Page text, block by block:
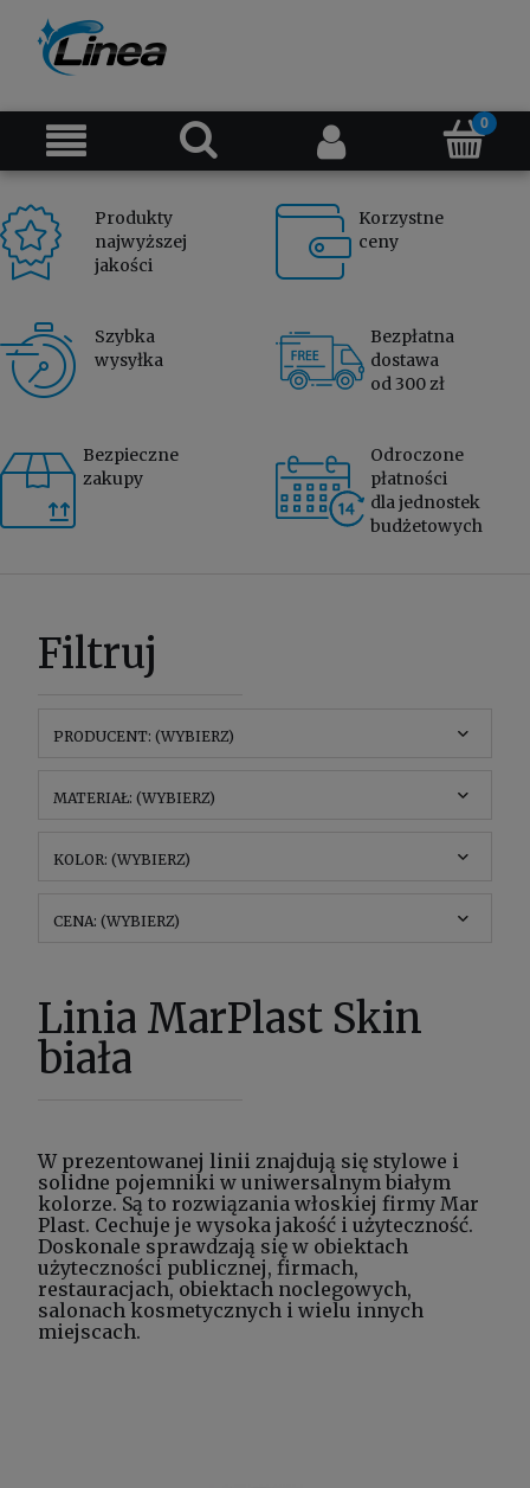
Produkty
najwyższej
jakości
Korzystne
ceny
Szybka
wysyłka
Bezpłatna
dostawa
od 300 zł
Bezpieczne
zakupy
Odroczone
płatności
dla jednostek
budżetowych
Filtruj
PRODUCENT: (WYBIERZ)
MATERIAŁ: (WYBIERZ)
KOLOR: (WYBIERZ)
CENA: (WYBIERZ)
Linia MarPlast Skin
biała
W prezentowanej linii znajdują się stylowe i
solidne pojemniki w uniwersalnym białym
kolorze. Są to rozwiązania włoskiej firmy Mar
Plast. Cechuje je wysoka jakość i użyteczność.
Doskonale sprawdzają się w obiektach
użyteczności publicznej, firmach,
restauracjach, obiektach noclegowych,
salonach kosmetycznych i wielu innych
miejscach.